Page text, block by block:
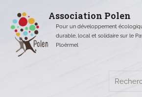
contenu
Association Polen
Pour un développement
durable, local et solidaire sur le
Ploërmel
pour